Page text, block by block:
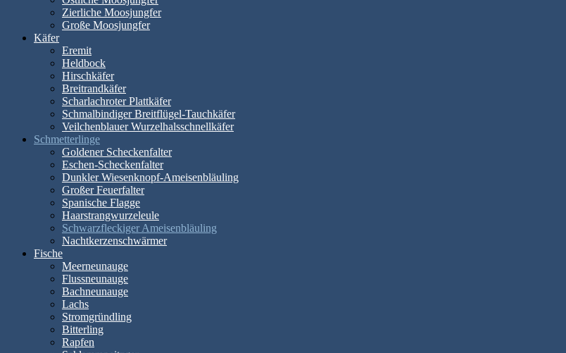
Zierliche Moosjungfer
Große Moosjungfer
Käfer
Eremit
Heldbock
Hirschkäfer
Breitrandkäfer
Scharlachroter Plattkäfer
Schmalbindiger Breitflügel-Tauchkäfer
Veilchenblauer Wurzelhalsschnellkäfer
Schmetterlinge
Goldener Scheckenfalter
Eschen-Scheckenfalter
Dunkler Wiesenknopf-Ameisenbläuling
Großer Feuerfalter
Spanische Flagge
Haarstrangwurzeleule
Schwarzfleckiger Ameisenbläuling
Nachtkerzenschwärmer
Fische
Meerneunauge
Flussneunauge
Bachneunauge
Lachs
Stromgründling
Bitterling
Rapfen